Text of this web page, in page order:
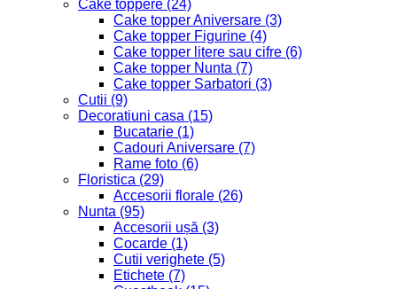
Cake toppere (24)
Cake topper Aniversare (3)
Cake topper Figurine (4)
Cake topper litere sau cifre (6)
Cake topper Nunta (7)
Cake topper Sarbatori (3)
Cutii (9)
Decoratiuni casa (15)
Bucatarie (1)
Cadouri Aniversare (7)
Rame foto (6)
Floristica (29)
Accesorii florale (26)
Nunta (95)
Accesorii ușă (3)
Cocarde (1)
Cutii verighete (5)
Etichete (7)